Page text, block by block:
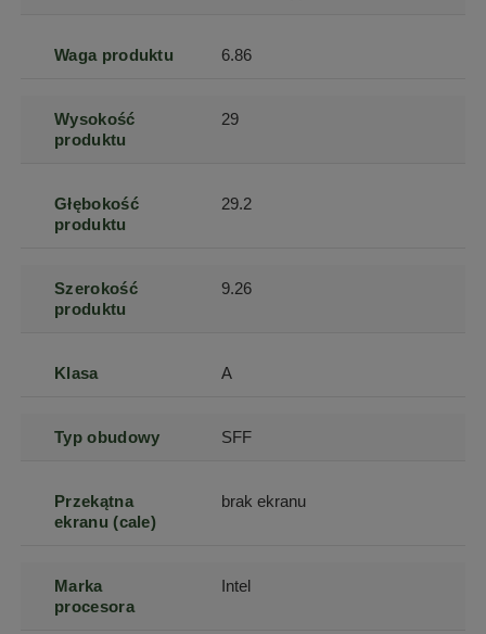
Waga produktu 6.86
Wysokość
produktu
29
Głębokość
produktu
29.2
Szerokość
produktu
9.26
Klasa A
Typ obudowy SFF
Przekątna
ekranu (cale)
brak ekranu
Marka
procesora
Intel